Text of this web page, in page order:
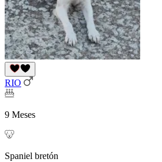
RIO
9 Meses
Spaniel bretón